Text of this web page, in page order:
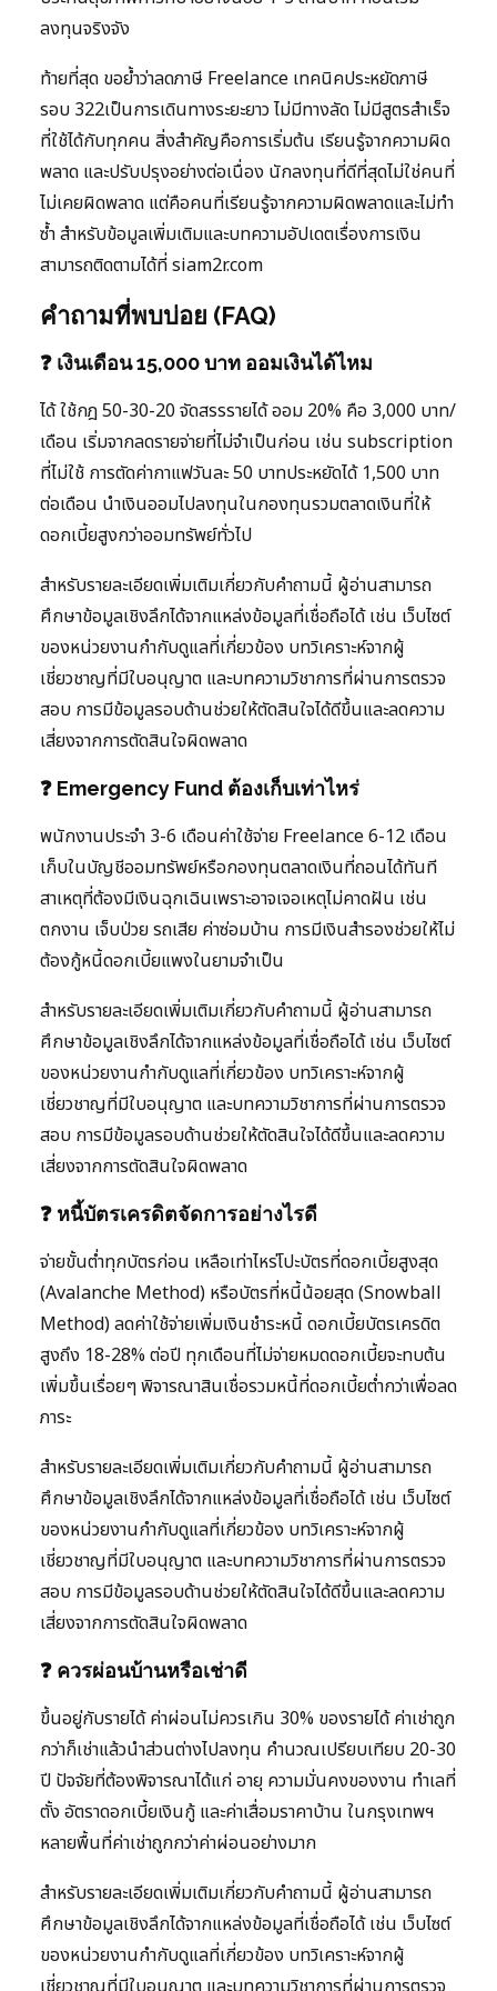
ลงทุนจริงจัง
ท้ายที่สุด ขอย้ำว่าลดภาษี Freelance เทคนิคประหยัดภาษี
รอบ 322เป็นการเดินทางระยะยาว ไม่มีทางลัด ไม่มีสูตรสำเร็จ
ที่ใช้ได้กับทุกคน สิ่งสำคัญคือการเริ่มต้น เรียนรู้จากความผิด
พลาด และปรับปรุงอย่างต่อเนื่อง นักลงทุนที่ดีที่สุดไม่ใช่คนที่
ไม่เคยผิดพลาด แต่คือคนที่เรียนรู้จากความผิดพลาดและไม่ทำ
ซ้ำ สำหรับข้อมูลเพิ่มเติมและบทความอัปเดตเรื่องการเงิน
สามารถติดตามได้ที่ siam2r.com
คำถามที่พบบ่อย (FAQ)
❓ เงินเดือน 15,000 บาท ออมเงินได้ไหม
ได้ ใช้กฎ 50-30-20 จัดสรรรายได้ ออม 20% คือ 3,000 บาท/
เดือน เริ่มจากลดรายจ่ายที่ไม่จำเป็นก่อน เช่น subscription
ที่ไม่ใช้ การตัดค่ากาแฟวันละ 50 บาทประหยัดได้ 1,500 บาท
ต่อเดือน นำเงินออมไปลงทุนในกองทุนรวมตลาดเงินที่ให้
ดอกเบี้ยสูงกว่าออมทรัพย์ทั่วไป
สำหรับรายละเอียดเพิ่มเติมเกี่ยวกับคำถามนี้ ผู้อ่านสามารถ
ศึกษาข้อมูลเชิงลึกได้จากแหล่งข้อมูลที่เชื่อถือได้ เช่น เว็บไซต์
ของหน่วยงานกำกับดูแลที่เกี่ยวข้อง บทวิเคราะห์จากผู้
เชี่ยวชาญที่มีใบอนุญาต และบทความวิชาการที่ผ่านการตรวจ
สอบ การมีข้อมูลรอบด้านช่วยให้ตัดสินใจได้ดีขึ้นและลดความ
เสี่ยงจากการตัดสินใจผิดพลาด
❓ Emergency Fund ต้องเก็บเท่าไหร่
พนักงานประจำ 3-6 เดือนค่าใช้จ่าย Freelance 6-12 เดือน
เก็บในบัญชีออมทรัพย์หรือกองทุนตลาดเงินที่ถอนได้ทันที
สาเหตุที่ต้องมีเงินฉุกเฉินเพราะอาจเจอเหตุไม่คาดฝัน เช่น
ตกงาน เจ็บป่วย รถเสีย ค่าซ่อมบ้าน การมีเงินสำรองช่วยให้ไม่
ต้องกู้หนี้ดอกเบี้ยแพงในยามจำเป็น
สำหรับรายละเอียดเพิ่มเติมเกี่ยวกับคำถามนี้ ผู้อ่านสามารถ
ศึกษาข้อมูลเชิงลึกได้จากแหล่งข้อมูลที่เชื่อถือได้ เช่น เว็บไซต์
ของหน่วยงานกำกับดูแลที่เกี่ยวข้อง บทวิเคราะห์จากผู้
เชี่ยวชาญที่มีใบอนุญาต และบทความวิชาการที่ผ่านการตรวจ
สอบ การมีข้อมูลรอบด้านช่วยให้ตัดสินใจได้ดีขึ้นและลดความ
เสี่ยงจากการตัดสินใจผิดพลาด
❓ หนี้บัตรเครดิตจัดการอย่างไรดี
จ่ายขั้นต่ำทุกบัตรก่อน เหลือเท่าไหร่โปะบัตรที่ดอกเบี้ยสูงสุด
(Avalanche Method) หรือบัตรที่หนี้น้อยสุด (Snowball
Method) ลดค่าใช้จ่ายเพิ่มเงินชำระหนี้ ดอกเบี้ยบัตรเครดิต
สูงถึง 18-28% ต่อปี ทุกเดือนที่ไม่จ่ายหมดดอกเบี้ยจะทบต้น
เพิ่มขึ้นเรื่อยๆ พิจารณาสินเชื่อรวมหนี้ที่ดอกเบี้ยต่ำกว่าเพื่อลด
ภาระ
สำหรับรายละเอียดเพิ่มเติมเกี่ยวกับคำถามนี้ ผู้อ่านสามารถ
ศึกษาข้อมูลเชิงลึกได้จากแหล่งข้อมูลที่เชื่อถือได้ เช่น เว็บไซต์
ของหน่วยงานกำกับดูแลที่เกี่ยวข้อง บทวิเคราะห์จากผู้
เชี่ยวชาญที่มีใบอนุญาต และบทความวิชาการที่ผ่านการตรวจ
สอบ การมีข้อมูลรอบด้านช่วยให้ตัดสินใจได้ดีขึ้นและลดความ
เสี่ยงจากการตัดสินใจผิดพลาด
❓ ควรผ่อนบ้านหรือเช่าดี
ขึ้นอยู่กับรายได้ ค่าผ่อนไม่ควรเกิน 30% ของรายได้ ค่าเช่าถูก
กว่าก็เช่าแล้วนำส่วนต่างไปลงทุน คำนวณเปรียบเทียบ 20-30
ปี ปัจจัยที่ต้องพิจารณาได้แก่ อายุ ความมั่นคงของงาน ทำเลที่
ตั้ง อัตราดอกเบี้ยเงินกู้ และค่าเสื่อมราคาบ้าน ในกรุงเทพฯ
หลายพื้นที่ค่าเช่าถูกกว่าค่าผ่อนอย่างมาก
สำหรับรายละเอียดเพิ่มเติมเกี่ยวกับคำถามนี้ ผู้อ่านสามารถ
ศึกษาข้อมูลเชิงลึกได้จากแหล่งข้อมูลที่เชื่อถือได้ เช่น เว็บไซต์
ของหน่วยงานกำกับดูแลที่เกี่ยวข้อง บทวิเคราะห์จากผู้